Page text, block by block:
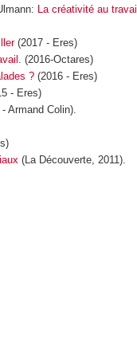
La créativité au travail
(2017 - Eres)
. (2016-Octares)
?(2016 - Eres)
- Eres)
Armand Colin).
(La Découverte, 2011).